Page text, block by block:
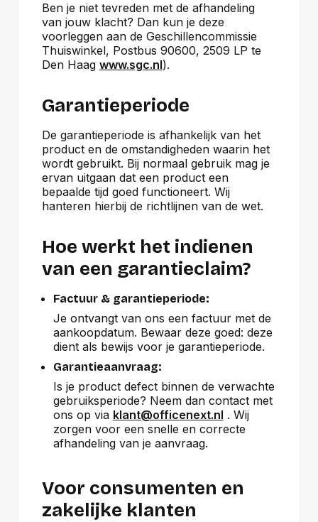
Ben je niet tevreden met de afhandeling
van jouw klacht? Dan kun je deze
voorleggen aan de Geschillencommissie
Thuiswinkel, Postbus 90600, 2509 LP te
Den Haag www.sgc.nl).
Garantieperiode
De garantieperiode is afhankelijk van het
product en de omstandigheden waarin het
wordt gebruikt. Bij normaal gebruik mag je
ervan uitgaan dat een product een
bepaalde tijd goed functioneert. Wij
hanteren hierbij de richtlijnen van de wet.
Hoe werkt het indienen
van een garantieclaim?
Factuur & garantieperiode:
Je ontvangt van ons een factuur met de
aankoopdatum. Bewaar deze goed: deze
dient als bewijs voor je garantieperiode.
Garantieaanvraag:
Is je product defect binnen de verwachte
gebruiksperiode? Neem dan contact met
ons op via klant@officenext.nl . Wij
zorgen voor een snelle en correcte
afhandeling van je aanvraag.
Voor consumenten en
zakelijke klanten